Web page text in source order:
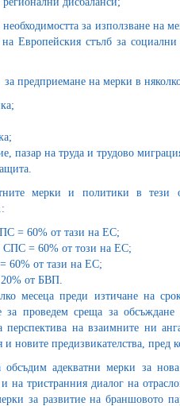
необходимостта за използване на
Европейския стълб за
предприемане на мерки в
пазар на труда и трудово
мерки и политики в тези
= 60% от тази на ЕС;
СПС = 60% от този на ЕС;
60% от тази на ЕС;
20% от БВП.
месеца преди изтичане на
за проведем среща за
перспектива на взаимните ни
и новите предизвикателства, пред
адекватни мерки за
на тристранния диалог на
за развитие на браншовото